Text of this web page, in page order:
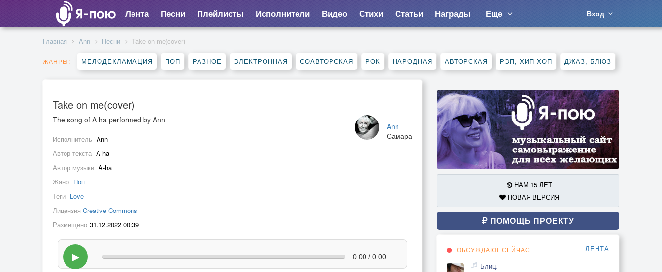
Лента Песни Плейлисты Исполнители Видео Стихи Статьи Награды Еще Вход
Главная Ann Песни Take on me(cover)
ЖАНРЫ: МЕЛОДЕКЛАМАЦИЯ ПОП РАЗНОЕ ЭЛЕКТРОННАЯ СОАВТОРСКАЯ РОК НАРОДНАЯ АВТОРСКАЯ РЭП, ХИП-ХОП ДЖАЗ, БЛЮЗ
Take on me(cover)
Ann
Самара
The song of A-ha performed by Ann.
Исполнитель Ann
Автор текста A-ha
Автор музыки A-ha
Жанр Поп
Теги Love
Лицензия Creative Commons
Размещено 31.12.2022 00:39
▶ 0:00 / 0:00
НАМ 15 ЛЕТ
НОВАЯ ВЕРСИЯ
ПОМОЩЬ ПРОЕКТУ
ОБСУЖДАЮТ СЕЙЧАС ЛЕНТА
Блиц.